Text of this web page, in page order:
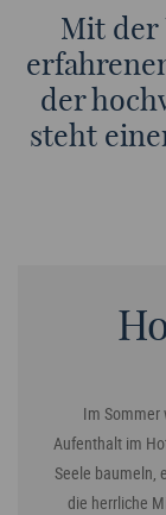
Mit der
der
steht
Im Sommer
Aufenthalt im
Seele baumeln,
die herrliche